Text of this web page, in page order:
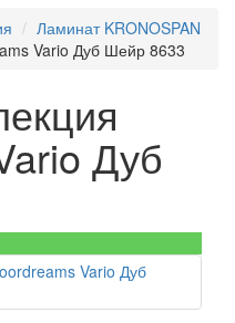
Ламинат KRONOSPAN
Vario Дуб Шейр 8633
Дуб